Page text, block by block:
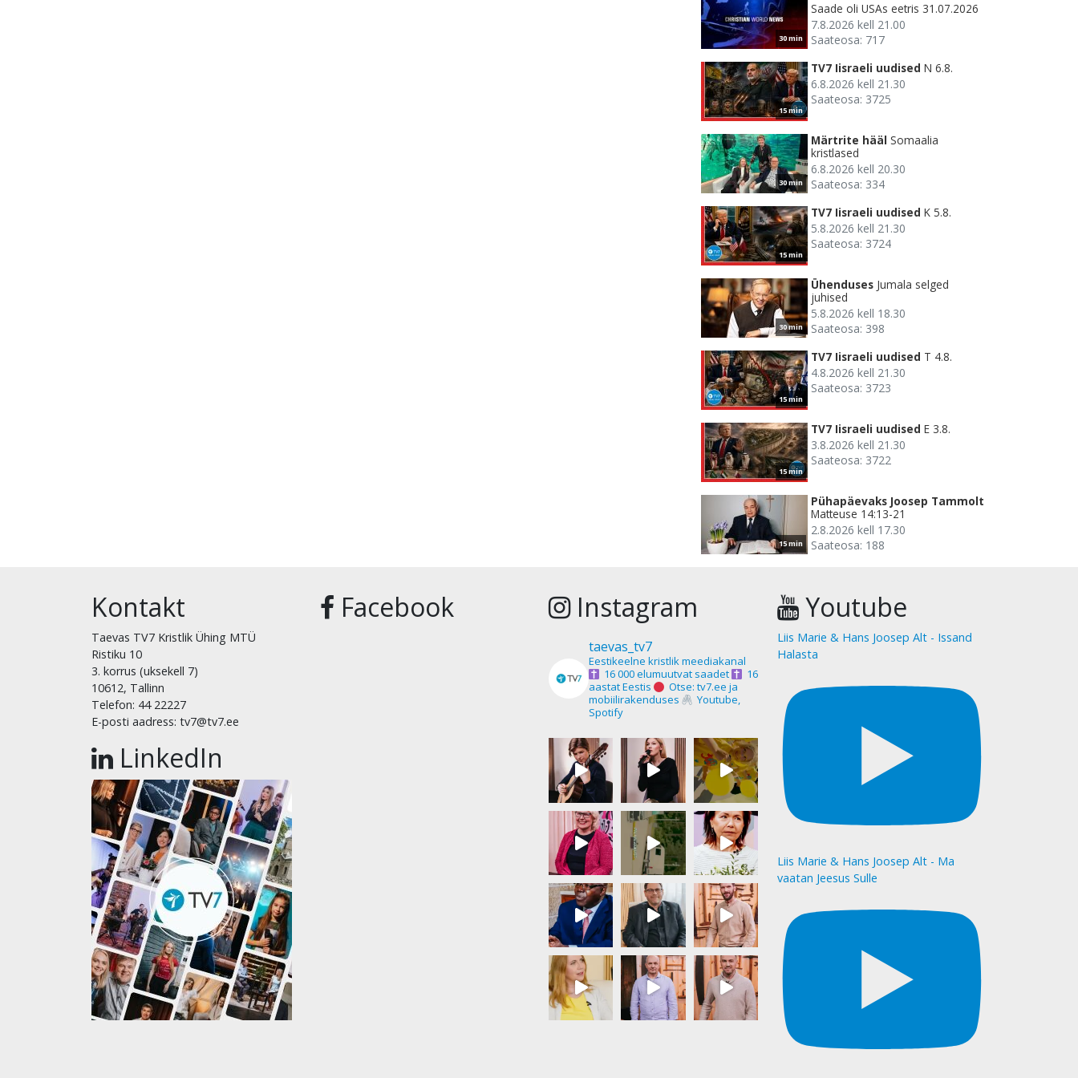
30 min
Saade oli USAs eetris 31.07.2026
7.8.2026 kell 21.00
Saateosa: 717
15 min
TV7 Iisraeli uudised N 6.8.
6.8.2026 kell 21.30
Saateosa: 3725
30 min
Märtrite hääl Somaalia
kristlased
6.8.2026 kell 20.30
Saateosa: 334
15 min
TV7 Iisraeli uudised K 5.8.
5.8.2026 kell 21.30
Saateosa: 3724
30 min
Ühenduses Jumala selged
juhised
5.8.2026 kell 18.30
Saateosa: 398
15 min
TV7 Iisraeli uudised T 4.8.
4.8.2026 kell 21.30
Saateosa: 3723
15 min
TV7 Iisraeli uudised E 3.8.
3.8.2026 kell 21.30
Saateosa: 3722
15 min
Pühapäevaks Joosep Tammolt
Matteuse 14:13-21
2.8.2026 kell 17.30
Saateosa: 188
Kontakt
Taevas TV7 Kristlik Ühing MTÜ
Ristiku 10
3. korrus (uksekell 7)
10612, Tallinn
Telefon: 44 22227
E-posti aadress: tv7@tv7.ee
LinkedIn
Facebook Instagram
taevas_tv7
Eestikeelne kristlik meediakanal
16 000 elumuutvat saadet
16
aastat Eestis
Otse: tv7.ee ja
mobiilirakenduses
Youtube,
Spotify
Youtube
Liis Marie & Hans Joosep Alt - Issand
Halasta
Liis Marie & Hans Joosep Alt - Ma
vaatan Jeesus Sulle